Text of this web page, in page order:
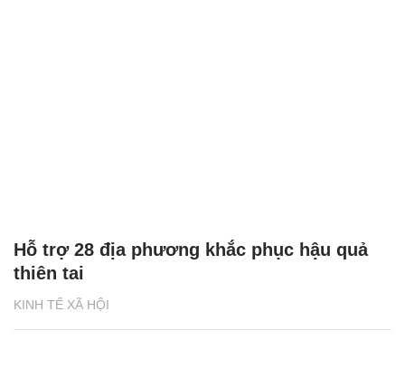
KINH TẾ XÃ HỘI
Hỗ trợ 28 địa phương khắc phục hậu quả
thiên tai